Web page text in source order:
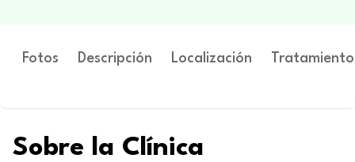
Fotos Descripción Localización
Sobre la Clínica